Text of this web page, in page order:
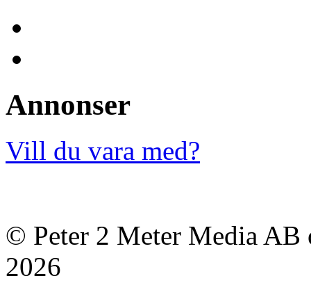
Annonser
Vill du vara med?
© Peter 2 Meter Media AB
2026